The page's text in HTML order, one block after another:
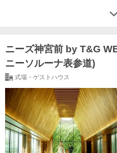
ニーズ神宮前 by T&G
ニーソルーナ表参道)
式場・ゲストハウス